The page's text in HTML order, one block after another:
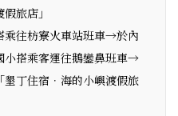
旅店」
往枋寮火車站班車→於內
搭乘客運往鵝鑾鼻班車→
丁住宿．海的小嶼渡假旅